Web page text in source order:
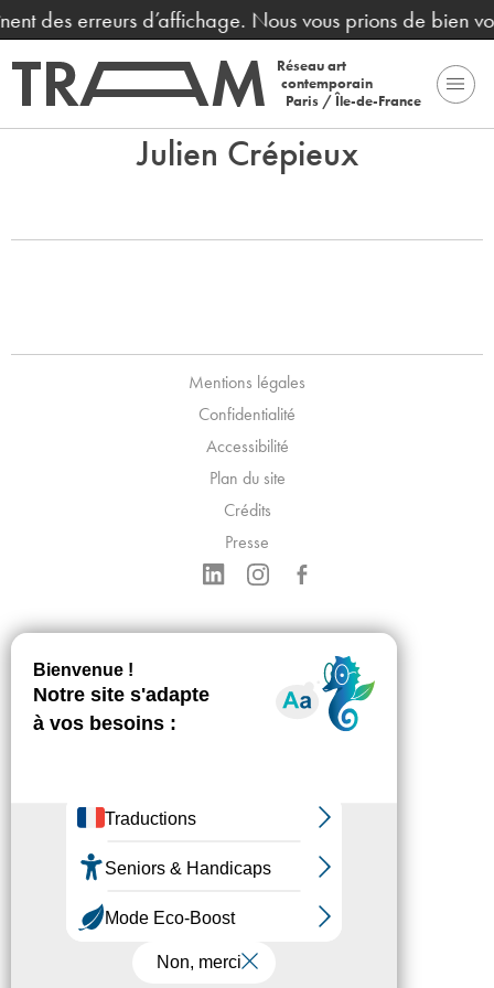
des erreurs d’affichage. Nous vous prions de bien
Réseau art
contemporain
Paris / Île-de-France
Julien Crépieux
Mentions légales
Confidentialité
Accessibilité
Plan du site
Crédits
Presse